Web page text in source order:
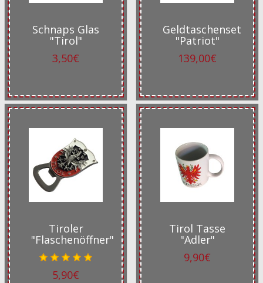
Schnaps Glas
"Tirol"
3,50€
Geldtaschenset
"Patriot"
139,00€
Tiroler
"Flaschenöffner"
5,90€
Tirol Tasse
"Adler"
9,90€